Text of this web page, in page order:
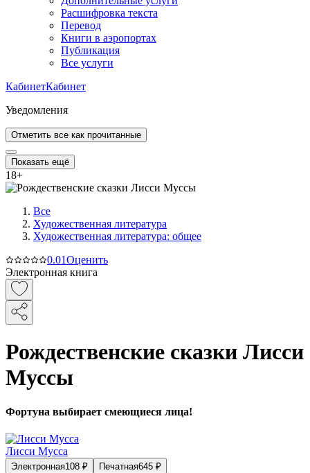
Расшифровка текста
Перевод
Книги в аэропортах
Публикация
Все услуги
КабинетКабинет
Уведомления
Отметить все как прочитанные
Показать ещё
18+
Все
Художественная литература
Художественная литература: общее
0.01Оценить
Электронная книга
Рождественские сказки Лисси
Муссы
Фортуна выбирает смеющиеся лица!
Лисси Мусса
Электронная108 ₽ Печатная645 ₽